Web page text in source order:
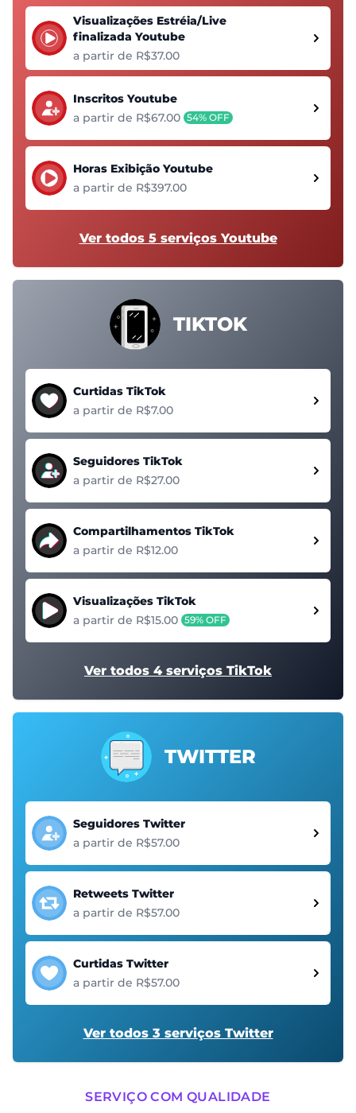
Visualizações Estréia/Live
finalizada Youtube
a partir de R$37.00
Inscritos Youtube
a partir de R$67.00 54% OFF
Horas Exibição Youtube
a partir de R$397.00
Ver todos 5 serviços Youtube
TIKTOK
Curtidas TikTok
a partir de R$7.00
Seguidores TikTok
a partir de R$27.00
Compartilhamentos TikTok
a partir de R$12.00
Visualizações TikTok
a partir de R$15.00 59% OFF
Ver todos 4 serviços TikTok
TWITTER
Seguidores Twitter
a partir de R$57.00
Retweets Twitter
a partir de R$57.00
Curtidas Twitter
a partir de R$57.00
Ver todos 3 serviços Twitter
SERVIÇO COM QUALIDADE